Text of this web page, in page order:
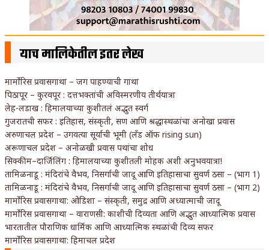
याच मालिकेतील इतर लेख
मार्मोरिस प्रवासगाथा – जग पाहण्याची गाथा
पिठापूर – कुरवपूर : दत्तभक्तांची अविस्मरणीय तीर्थयात्रा
लेह-लडाख : हिमालयाच्या कुशीतलं अद्भुत स्वर्ग
गुजरातची सफर : इतिहास, संस्कृती, सण आणि श्रद्धास्थळांचा अनोखा प्रवास
अरुणाचल प्रदेश – उगवत्या सूर्याची भूमी (लँड ऑफ rising sun)
अरूणाचल प्रदेश – अनोळखी प्रवास पथांचा शोध
सिक्कीम–दार्जिलिंग : हिमालयाच्या कुशीतली मोहक अशी अनुभवयात्रा!
तामिळनाडू : मंदिरांचे वैभव, निसर्गाची जादू आणि इतिहासाचा सुवर्ण ठसा – (भाग 1)
तामिळनाडू : मंदिरांचे वैभव, निसर्गाची जादू आणि इतिहासाचा सुवर्ण ठसा – (भाग 2)
मार्मोरिस प्रवासगाथा: ओडिशा – संस्कृती, समुद्र आणि अध्यात्माची जादू
मार्मोरिस प्रवासगाथा – वाराणसी: काशीची दिव्यता आणि अद्भुत आध्यात्मिक प्रवास
भारतातील पौराणिक धार्मिक आणि आध्यात्मिक स्थळांची दिव्य सफर
मार्मोरिस प्रवासगाथा: हिमाचल प्रदेश